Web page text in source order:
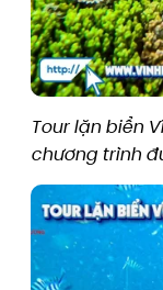
Tour lặn biển
chương trình